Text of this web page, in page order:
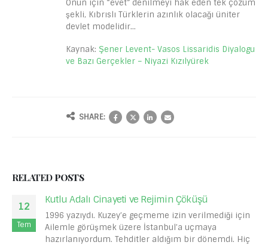
Onun için “evet” denilmeyi hak eden tek çözüm
şekli, Kıbrıslı Türklerin azınlık olacağı üniter
devlet modelidir…
Kaynak: Şener Levent- Vasos Lissaridis Diyalogu
ve Bazı Gerçekler – Niyazi Kızılyürek
SHARE:
RELATEDPOSTS
12
Tem
Kutlu Adalı Cinayeti ve Rejimin Çöküşü
1996 yazıydı. Kuzey’e geçmeme izin verilmediği için
Ailemle görüşmek üzere İstanbul’a uçmaya
hazırlanıyordum. Tehditler aldığım bir dönemdi. Hiç